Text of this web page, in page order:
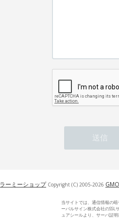
ーミーショップCopyright (C) 2005-2026
当サイトでは、通信情報の
ーバルサイン株式会社のSSL
ュアシールより、サーバ証